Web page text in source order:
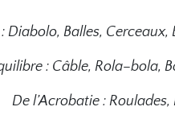
Diabolo, Balles,
: Câble, Rola–bola,
De l’Acrobatie :